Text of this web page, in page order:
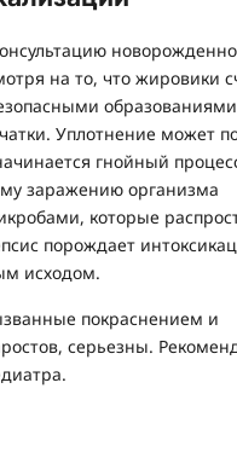
на то, что жировики
образованиями
Уплотнение может
гнойный
заражению организма
которые
порождает
исходом.
покраснением и
серьезны.